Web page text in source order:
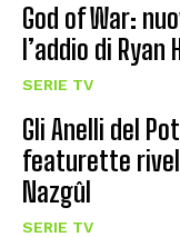
God of War:
l’addio di
SERIE TV
Gli Anelli del
featurette
Nazgûl
SERIE TV